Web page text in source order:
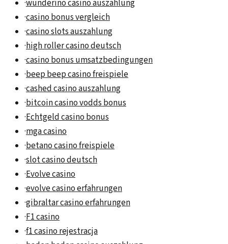
·wunderino casino auszahlung
·casino bonus vergleich
·casino slots auszahlung
·high roller casino deutsch
·casino bonus umsatzbedingungen
·beep beep casino freispiele
·cashed casino auszahlung
·bitcoin casino vodds bonus
·Echtgeld casino bonus
·mga casino
·betano casino freispiele
·slot casino deutsch
·Evolve casino
·evolve casino erfahrungen
·gibraltar casino erfahrungen
·F1 casino
·f1 casino rejestracja